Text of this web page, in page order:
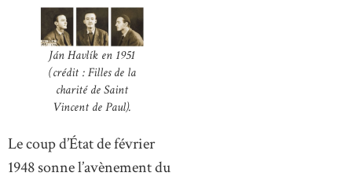
Ján Havlík en 1951
(crédit : Filles de la
charité de Saint
Vincent de Paul).
Le coup d’État de février
1948 sonne l’avènement du